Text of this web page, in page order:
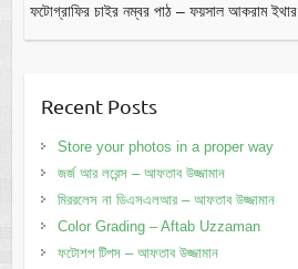
ফটোগ্রাফির চাইর নম্বর পাঠ – ফয়সাল আকরাম ইথার
Recent Posts
Store your photos in a proper way
জর্জ আর লরেন্স – আফতাব উজ্জামান
মিররলেস না ডিএসএলআর – আফতাব উজ্জামান
Color Grading – Aftab Uzzaman
ফটোশপ টিপস – আফতাব উজ্জামান